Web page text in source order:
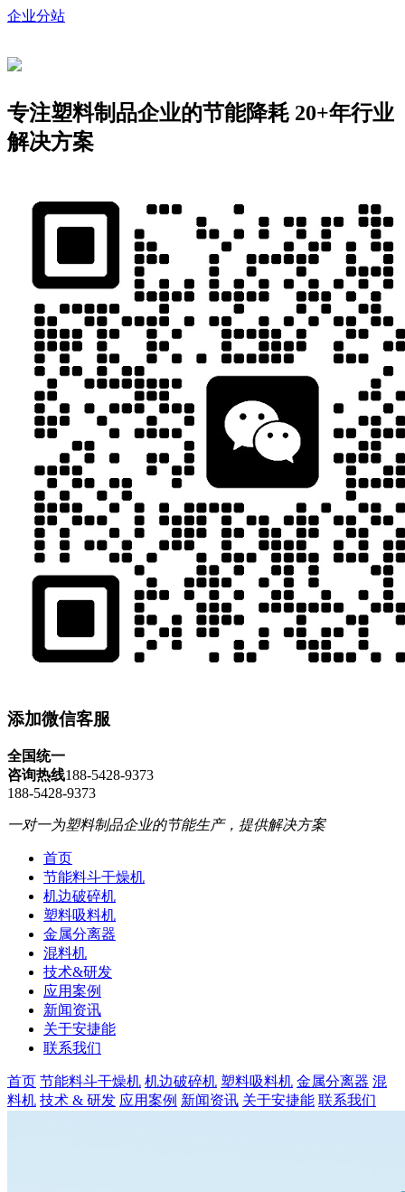
企业分站
专注塑料制品企业的节能降耗 20+年行业
解决方案
添加微信客服
全国统一
咨询热线188-5428-9373
188-5428-9373
一对一为塑料制品企业的节能生产，提供解决方案
首页
节能料斗干燥机
机边破碎机
塑料吸料机
金属分离器
混料机
技术&研发
应用案例
新闻资讯
关于安捷能
联系我们
首页 节能料斗干燥机 机边破碎机 塑料吸料机 金属分离器 混
料机 技术 & 研发 应用案例 新闻资讯 关于安捷能 联系我们